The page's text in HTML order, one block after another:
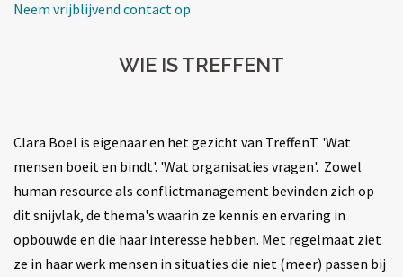
Neem vrijblijvend contact op
WIE IS TREFFENT
Clara Boel is eigenaar en het gezicht van TreffenT. 'Wat
mensen boeit en bindt'. 'Wat organisaties vragen'. Zowel
human resource als conflictmanagement bevinden zich op
dit snijvlak, de thema's waarin ze kennis en ervaring in
opbouwde en die haar interesse hebben. Met regelmaat ziet
ze in haar werk mensen in situaties die niet (meer) passen bij